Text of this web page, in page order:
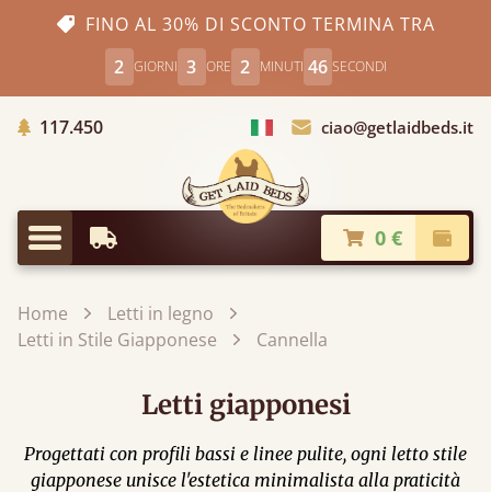
FINO AL 30% DI SCONTO TERMINA TRA
2 GIORNI 3 ORE 2 MINUTI 45 SECONDI
117.450Alberi piantati
Scegli Paeseciao@getlaidbeds.it
Menu
Consegna più Veloce 0 €
Home
Letti in legno
Letti in Stile Giapponese
Cannella
Letti giapponesi
Progettati con profili bassi e linee pulite, ogni letto stile
giapponese​ unisce l'estetica minimalista alla praticità